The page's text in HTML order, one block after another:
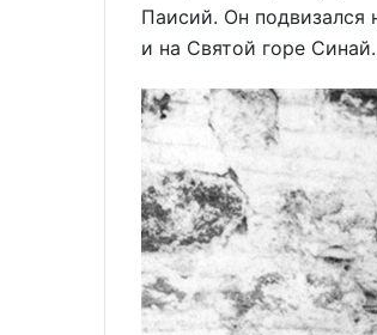
Паисий. Он подвизался
и на Святой горе Синай.